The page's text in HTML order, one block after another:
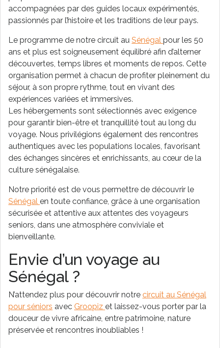
accompagnées par des guides locaux expérimentés,
passionnés par l’histoire et les traditions de leur pays.
Le programme de notre circuit au Sénégal pour les 50
ans et plus est soigneusement équilibré afin d’alterner
découvertes, temps libres et moments de repos. Cette
organisation permet à chacun de profiter pleinement du
séjour, à son propre rythme, tout en vivant des
expériences variées et immersives.
Les hébergements sont sélectionnés avec exigence
pour garantir bien-être et tranquillité tout au long du
voyage. Nous privilégions également des rencontres
authentiques avec les populations locales, favorisant
des échanges sincères et enrichissants, au cœur de la
culture sénégalaise.
Notre priorité est de vous permettre de découvrir le
Sénégal en toute confiance, grâce à une organisation
sécurisée et attentive aux attentes des voyageurs
seniors, dans une atmosphère conviviale et
bienveillante.
Envie d’un voyage au
Sénégal ?
N’attendez plus pour découvrir notre circuit au Sénégal
pour séniors avec Groopiz et laissez-vous porter par la
douceur de vivre africaine, entre patrimoine, nature
préservée et rencontres inoubliables !